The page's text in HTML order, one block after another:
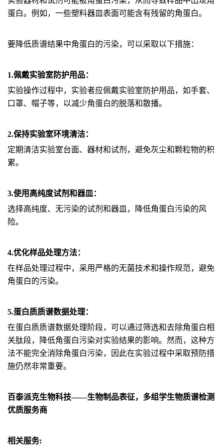
蛋白。例如，一些塑料器皿表面可能含有残留的角蛋白。
要降低质谱结果中角蛋白的污染，可以采取以下措施：
1.佩戴实验室防护用品：
实验操作过程中，实验者应佩戴实验室防护用品，如手套、
口罩、帽子等，以减少角蛋白的脱落和散播。
2.保持实验室环境清洁：
定期清洁实验室台面、器材和试剂，避免灰尘和颗粒物的积
累。
3.使用高纯度试剂和器皿：
选择高纯度、无污染的试剂和器皿，降低角蛋白污染的风
险。
4.优化样品处理方法：
在样品处理过程中，采用严格的无菌技术和操作规范，避免
角蛋白的污染。
5.蛋白质质谱数据处理：
在蛋白质质谱数据处理阶段，可以通过筛选和去除角蛋白相
关肽段，降低角蛋白污染对实验结果的影响。然而，这种方
法不能完全消除角蛋白污染，因此在实验过程中采取预防措
施仍然非常重要。
百泰派克生物科技——生物制品表征，多组学生物质谱检测
优质服务商
相关服务: